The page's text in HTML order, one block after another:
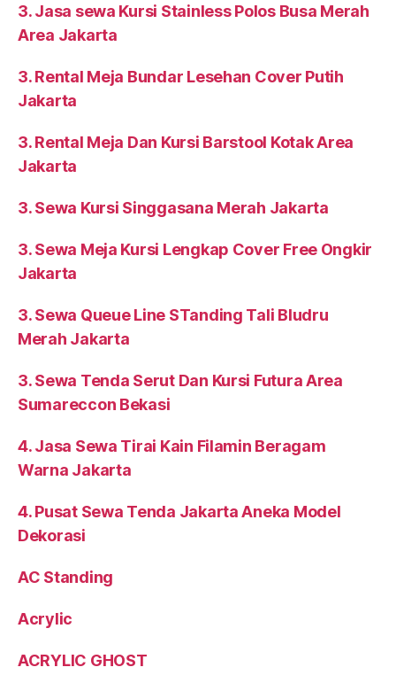
3. Jasa sewa Kursi Stainless Polos Busa Merah
Area Jakarta
3. Rental Meja Bundar Lesehan Cover Putih
Jakarta
3. Rental Meja Dan Kursi Barstool Kotak Area
Jakarta
3. Sewa Kursi Singgasana Merah Jakarta
3. Sewa Meja Kursi Lengkap Cover Free Ongkir
Jakarta
3. Sewa Queue Line STanding Tali Bludru
Merah Jakarta
3. Sewa Tenda Serut Dan Kursi Futura Area
Sumareccon Bekasi
4. Jasa Sewa Tirai Kain Filamin Beragam
Warna Jakarta
4. Pusat Sewa Tenda Jakarta Aneka Model
Dekorasi
AC Standing
Acrylic
ACRYLIC GHOST